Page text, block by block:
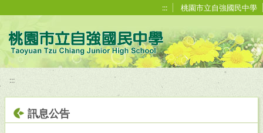
::: 桃園市立自強國民中學
:::
訊息公告